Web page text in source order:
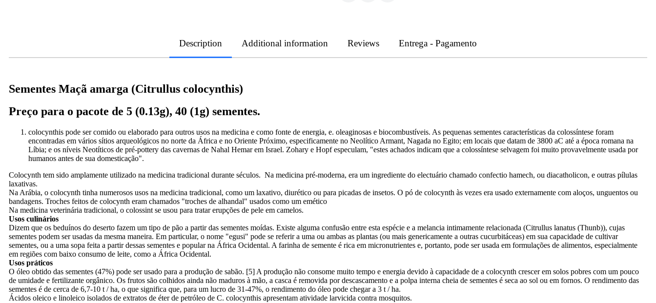
Description Additional information Reviews Entrega - Pagamento
Sementes Maçã amarga (Citrullus colocynthis)
Preço para o pacote de 5 (0.13g), 40 (1g) sementes.
colocynthis pode ser comido ou elaborado para outros usos na medicina e como fonte de energia, e. oleaginosas e biocombustíveis. As pequenas sementes características da colossíntese foram
encontradas em vários sítios arqueológicos no norte da África e no Oriente Próximo, especificamente no Neolítico Armant, Nagada no Egito; em locais que datam de 3800 aC até a época romana na
Líbia; e os níveis Neotíticos de pré-pottery das cavernas de Nahal Hemar em Israel. Zohary e Hopf especulam, "estes achados indicam que a colossíntese selvagem foi muito provavelmente usada por
humanos antes de sua domesticação".
Colocynth tem sido amplamente utilizado na medicina tradicional durante séculos. Na medicina pré-moderna, era um ingrediente do electuário chamado confectio hamech, ou diacatholicon, e outras pílulas
laxativas.
Na Arábia, o colocynth tinha numerosos usos na medicina tradicional, como um laxativo, diurético ou para picadas de insetos. O pó de colocynth às vezes era usado externamente com aloços, unguentos ou
bandagens. Troches feitos de colocynth eram chamados "troches de alhandal" usados ​​como um emético
Na medicina veterinária tradicional, o colossint se usou para tratar erupções de pele em camelos.
Usos culinários
Dizem que os beduínos do deserto fazem um tipo de pão a partir das sementes moídas. Existe alguma confusão entre esta espécie e a melancia intimamente relacionada (Citrullus lanatus (Thunb)), cujas
sementes podem ser usadas da mesma maneira. Em particular, o nome "egusi" pode se referir a uma ou ambas as plantas (ou mais genericamente a outras cucurbitáceas) em sua capacidade de cultivar
sementes, ou a uma sopa feita a partir dessas sementes e popular na África Ocidental. A farinha de semente é rica em micronutrientes e, portanto, pode ser usada em formulações de alimentos, especialmente
em regiões com baixo consumo de leite, como a África Ocidental.
Usos práticos
O óleo obtido das sementes (47%) pode ser usado para a produção de sabão. [5] A produção não consome muito tempo e energia devido à capacidade de a colocynth crescer em solos pobres com um pouco
de umidade e fertilizante orgânico. Os frutos são colhidos ainda não maduros à mão, a casca é removida por descascamento e a polpa interna cheia de sementes é seca ao sol ou em fornos. O rendimento das
sementes é de cerca de 6,7-10 t / ha, o que significa que, para um lucro de 31-47%, o rendimento do óleo pode chegar a 3 t / ha.
Ácidos oleico e linoleico isolados de extratos de éter de petróleo de C. colocynthis apresentam atividade larvicida contra mosquitos.